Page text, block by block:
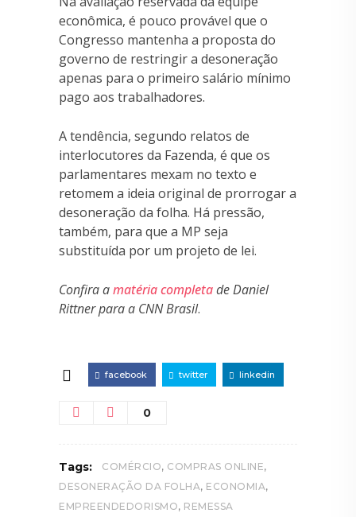
econômica, é pouco provável que o
Congresso mantenha a proposta do
governo de restringir a desoneração
apenas para o primeiro salário mínimo
pago aos trabalhadores.
A tendência, segundo relatos de
interlocutores da Fazenda, é que os
parlamentares mexam no texto e
retomem a ideia original de prorrogar a
desoneração da folha. Há pressão,
também, para que a MP seja
substituída por um projeto de lei.
Confira amatéria completade Daniel
Rittner para a CNN Brasil.
facebook twitter linkedin
0
Tags: COMÉRCIO, COMPRAS ONLINE,
DESONERAÇÃO DA FOLHA, ECONOMIA,
EMPREENDEDORISMO, REMESSA